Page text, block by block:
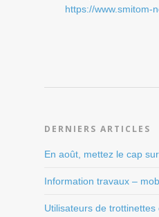
https://www.smitom-
DERNIERS ARTICLES
En août, mettez le cap
Information travaux –
Utilisateurs de